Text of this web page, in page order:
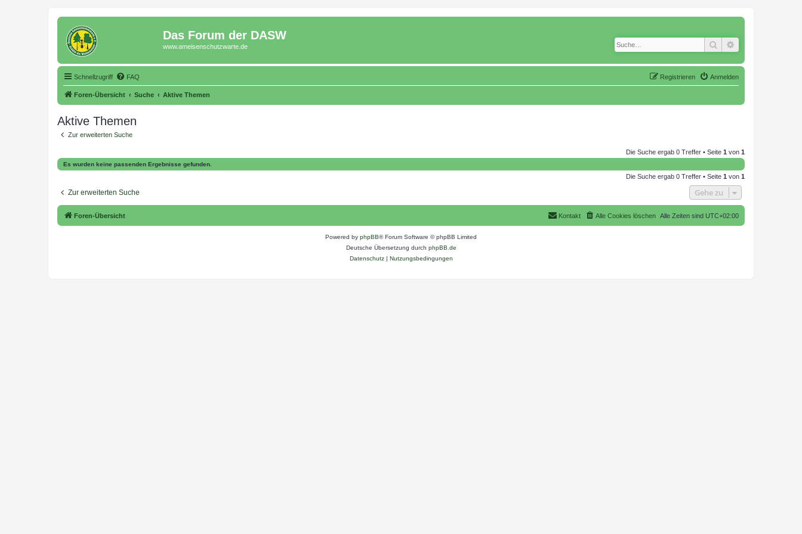
Das Forum der DASW
www.ameisenschutzwarte.de Suche
Schnellzugriff FAQ Anmelden
Registrieren
Foren-Übersicht Suche Aktive Themen
Aktive Themen
Zur erweiterten Suche
Die Suche ergab 0 Treffer • Seite 1 von 1
Es wurden keine passenden Ergebnisse gefunden.
Die Suche ergab 0 Treffer • Seite 1 von 1
Zur erweiterten Suche Gehe zu
Foren-Übersicht Alle Zeiten sind UTC+02:00
Alle Cookies löschen
Kontakt
Powered by phpBB® Forum Software © phpBB Limited
Deutsche Übersetzung durch phpBB.de
Datenschutz| Nutzungsbedingungen